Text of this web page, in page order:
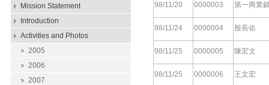
Mission Statement
Introduction
Activities and Photos
2005
2006
2007
98/11/20 0000003 第一商業
98/11/24 0000004 殷長佑
98/11/25 0000005 陳宏文
98/11/25 0000006 王文宏